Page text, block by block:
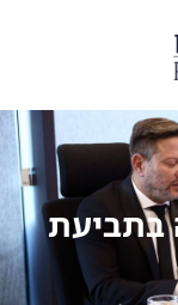
בתביעת